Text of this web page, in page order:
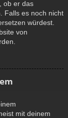
ob er das
Falls es noch nicht
würdest.
von
mit deinem